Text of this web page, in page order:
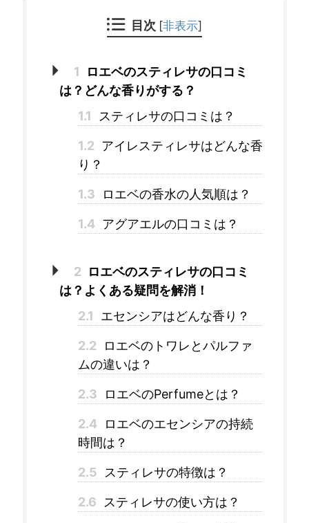
目次 [非表示]
1
ロエベのスティレサの口コミ
は？どんな香りがする？
1.1
スティレサの口コミは？
1.2 アイレスティレサはどんな香
り？
1.3 ロエベの香水の人気順は？
1.4 アグアエルの口コミは？
2
ロエベのスティレサの口コミ
は？よくある疑問を解消！
2.1
エセンシアはどんな香り？
2.2
ロエベのトワレとパルファ
ムの違いは？
2.3 ロエベのPerfumeとは？
2.4
ロエベのエセンシアの持続
時間は？
2.5 スティレサの特徴は？
2.6 スティレサの使い方は？